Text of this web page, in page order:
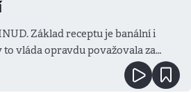
Základ receptu je banální i
to vláda opravdu považovala za